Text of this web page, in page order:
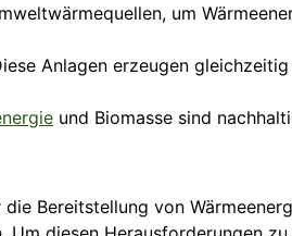
um
Anlagen erzeugen
und Biomasse sind
Bereitstellung von